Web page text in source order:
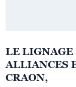
LE LIGNAGE
ALLIANCES
CRAON,